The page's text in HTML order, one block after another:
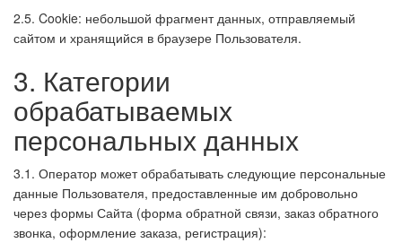
2.5. Cookie: небольшой фрагмент данных, отправляемый
сайтом и хранящийся в браузере Пользователя.
3. Категории
обрабатываемых
персональных данных
3.1. Оператор может обрабатывать следующие персональные
данные Пользователя, предоставленные им добровольно
через формы Сайта (форма обратной связи, заказ обратного
звонка, оформление заказа, регистрация):